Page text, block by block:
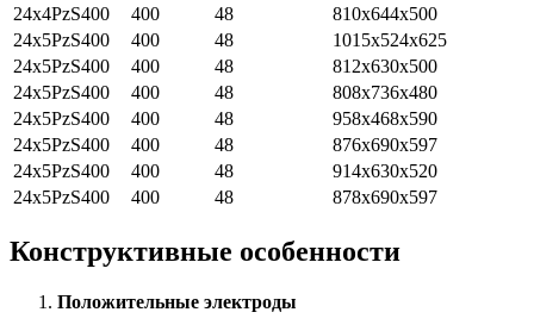
24x4PzS400
400 48
810x644x500
24x5PzS400
400 48
1015x524x625
24x5PzS400
400 48
812x630x500
24x5PzS400
400 48
808x736x480
24x5PzS400
400 48
958x468x590
24x5PzS400
400 48
876x690x597
24x5PzS400
400 48
914x630x520
24x5PzS400
400 48 878x690x597
Конструктивные особенности
Положительные электроды